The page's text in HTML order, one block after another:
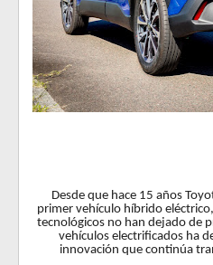
Desde que hace 15 años
primer vehículo híbrido
tecnológicos no han dejado de
vehículos electrificados ha
innovación que continúa